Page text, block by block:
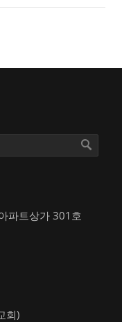
파트상가 301호
회)